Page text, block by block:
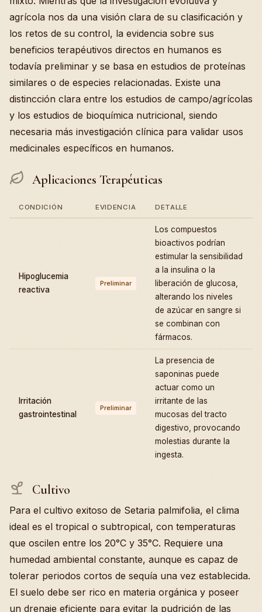
agrícola nos da una visión clara de su clasificación y
los retos de su control, la evidencia sobre sus
beneficios terapéutivos directos en humanos es
todavía preliminar y se basa en estudios de proteínas
similares o de especies relacionadas. Existe una
distincción clara entre los estudios de campo/agrícolas
y los estudios de bioquímica nutricional, siendo
necesaria más investigación clínica para validar usos
medicinales específicos en humanos.
Aplicaciones Terapéuticas
CONDICIÓN EVIDENCIA DETALLE
Hipoglucemia
reactiva
Preliminar
Los compuestos
bioactivos podrían
estimular la sensibilidad
a la insulina o la
liberación de glucosa,
alterando los niveles
de azúcar en sangre si
se combinan con
fármacos.
Irritación
gastrointestinal
Preliminar
La presencia de
saponinas puede
actuar como un
irritante de las
mucosas del tracto
digestivo, provocando
molestias durante la
ingesta.
Cultivo
Para el cultivo exitoso de Setaria palmifolia, el clima
ideal es el tropical o subtropical, con temperaturas
que oscilen entre los 20°C y 35°C. Requiere una
humedad ambiental constante, aunque es capaz de
tolerar periodos cortos de sequía una vez establecida.
El suelo debe ser rico en materia orgánica y poseer
un drenaje eficiente para evitar la pudrición de las